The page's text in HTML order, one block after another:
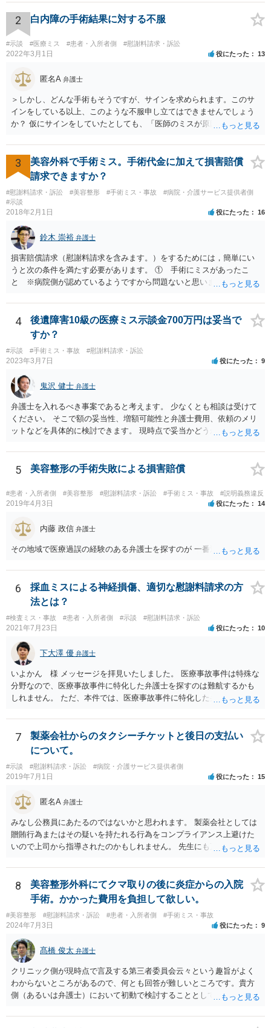
2 白内障の手術結果に対する不服
#示談 #医療ミス #患者・入所者側 #慰謝料請求・訴訟
2022年3月1日 役にたった 13
匿名A 弁護士
＞しかし、どんな手術もそうですが、サインを求められます。このサ
インをしている以上、このような不服申し立てはできませんでしょう
か？ 仮にサインをしていたとしても、「医師のミスが原因で老眼がひ
眼が悪化することがあるにもかかわらず、全く説明されなかったよう
な場合」には、請求することは可能です。
3
美容外科で手術ミス。手術代金に加えて損害賠償
請求できますか？
#慰謝料請求・訴訟 #美容整形 #手術ミス・事故
#病院・介護サービス提供者側
#示談
2018年2月1日 役にたった 16
鈴木 崇裕 弁護士
損害賠償請求（慰謝料請求を含みます。）をするためには，簡単にい
うと次の条件を満たす必要があります。 ① 手術にミスがあったこ
と ※病院側が認めているようですから問題ないと思います。 ② 手
術のミスの「せいで」マスクが外せなくなったこと ④ 仕事を休まな
ければならなくなった「せいで」休業損害が発生したこと ⑤ マスク
を外せなくなった「せいで」経済的に評価できる精神的な損害が発生
したこと 「せいで」と強調した点が，内藤先生のご指摘なさる「相当
因果関係」です。 手術のミスと関係のないことまでは責任追及ができ
ないということです。 手術のミスの結果，手術前と比べて見た目が著
しく悪くなってしまったとか， 手術のミスの結果，入院期間が延びて
しまったとかいう事情があれば， 追加請求が可能な余地があります。
ただし，手術代の返金に応じた際に「これ以上金銭の請求はしませ
ん」という趣旨の合意をしてしまっていると， 上記の請求は，基本的
には困難となります。
4
後遺障害10級の医療ミス示談金700万円は妥当で
すか？
#示談 #手術ミス・事故 #慰謝料請求・訴訟
2023年3月7日 役にたった 9
鬼沢 健士 弁護士
弁護士を入れるべき事案であると考えます。 少なくとも相談は受けて
ください。 そこで額の妥当性、増額可能性と弁護士費用、依頼のメリ
ットなどを具体的に検討できます。 現時点で妥当かどうかを即断する
5 美容整形の手術失敗による損害賠償
#患者・入所者側 #美容整形 #慰謝料請求・訴訟 #手術ミス・事故 #説明義務違反
2019年4月3日 役にたった 14
内藤 政信 弁護士
その地域で医療過誤の経験のある弁護士を探すのが 一番近道だね。
6
採血ミスによる神経損傷、適切な慰謝料請求の方
法とは？
#検査ミス・事故 #患者・入所者側 #示談 #慰謝料請求・訴訟
2021年7月23日 役にたった 10
下大澤 優 弁護士
いよかん 様 メッセージを拝見いたしました。 医療事故事件は特殊な
分野なので、医療事故事件に特化した弁護士を探すのは難航するかも
しれません。 ただ、本件では、医療事故事件に特化した弁護士でなく
の過失（医療ミス）の立証なのですが、本件では過失自体には争いが
ないため、損害額の立証が主なポイントになります。 損害額に立証に
関しては、交通事故事件と同様の発想で考えればよいので、対応でき
る弁護士は多いと思います。 今後の交渉については、ご自身で対応さ
れることも可能ではありますが、相手方保険会社は容易に増額に応じ
ない（多少の増額はあり得るとしても、裁判基準での和解は難しい）
と思われます。 弁護士が介入することにより提示額が大きく変わるこ
とは多々あるため、可能であれば弁護士に依頼した上での交渉をお勧
めしたいところです。
7
製薬会社からのタクシーチケットと後日の支払い
について。
#示談 #慰謝料請求・訴訟 #病院・介護サービス提供者側
2019年7月1日 役にたった 15
匿名A 弁護士
みなし公務員にあたるのではないかと思われます。 製薬会社としては
贈賄行為またはその疑いを持たれる行為をコンプライアンス上避けた
いので上司から指導されたのかもしれません。 先生にも万一迷惑をか
8
美容整形外科にてクマ取りの後に炎症からの入院
手術。かかった費用を負担して欲しい。
#美容整形 #慰謝料請求・訴訟 #患者・入所者側 #手術ミス・事故
2024年7月3日 役にたった 9
髙橋 俊太 弁護士
クリニック側が現時点で言及する第三者委員会云々という趣旨がよく
わからないところがあるので、何とも回答が難しいところです。貴方
側（あるいは弁護士）において初動で検討することとしては、クリニ
医師意見聴取などが考えられるかと思います。それらを踏まえてクリ